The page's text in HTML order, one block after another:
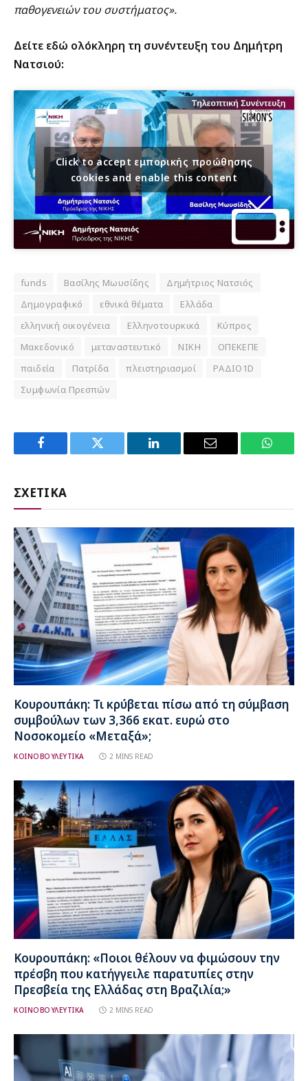
παθογενειών του συστήματος».
Δείτε εδώ ολόκληρη τη συνέντευξη του Δημήτρη
Νατσιού:
Click to accept εμπορικής προώθησης
cookies and enable this content
funds Βασίλης Μωυσίδης
Δημήτριος Νατσιός
Δημογραφικό
εθνικά θέματα
Ελλάδα
ελληνική οικογένεια
Ελληνοτουρκικά
Κύπρος
Μακεδονικό
μεταναστευτικό ΝΙΚΗ
ΟΠΕΚΕΠΕ
παιδεία
Πατρίδα πλειστηριασμοί
ΡΑΔΙΟ1D
Συμφωνία Πρεσπών
Facebook Twitter LinkedIn Email
ΣΧΕΤΙΚΑ
Κουρουπάκη: Τι κρύβεται πίσω από τη σύμβαση
συμβούλων των 3,366 εκατ. ευρώ στο
Νοσοκομείο «Μεταξά»;
ΚΟΙΝΟΒΟΥΛΕΥΤΙΚΑ 2 MINS READ
Κουρουπάκη: «Ποιοι θέλουν να φιμώσουν την
πρέσβη που κατήγγειλε παρατυπίες στην
Πρεσβεία της Ελλάδας στη Βραζιλία;»
ΚΟΙΝΟΒΟΥΛΕΥΤΙΚΑ 2 MINS READ